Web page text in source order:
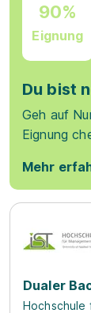
90%
Eignung
Du bist
Geh auf
Eignung
Mehr
Dualer
Hochschule